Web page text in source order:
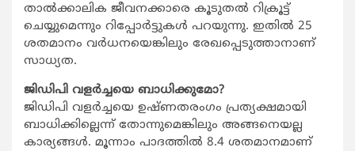
താല്‍ക്കാലിക ജീവനക്കാരെ കൂടുതല്‍ റിക്രൂട്ട്
ചെയ്യുമെന്നും റിപ്പോര്‍ട്ടുകള്‍ പറയുന്നു. ഇതില്‍ 25
ശതമാനം വര്‍ധനയെങ്കിലും രേഖപ്പെടുത്താനാണ്
സാധ്യത.
ജിഡിപി വളര്‍ച്ചയെ ബാധിക്കുമോ?
ജിഡിപി വളര്‍ച്ചയെ ഉഷ്ണതരംഗം പ്രത്യക്ഷമായി
ബാധിക്കില്ലെന്ന് തോന്നുമെങ്കിലും അങ്ങനെയല്ല
കാര്യങ്ങള്‍. മൂന്നാം പാദത്തില്‍ 8.4 ശതമാനമാണ്